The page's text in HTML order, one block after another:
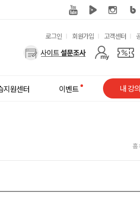
유
용
로그인 회원가입 고객센터
사
메
지원센터 이벤트 내 강
홈